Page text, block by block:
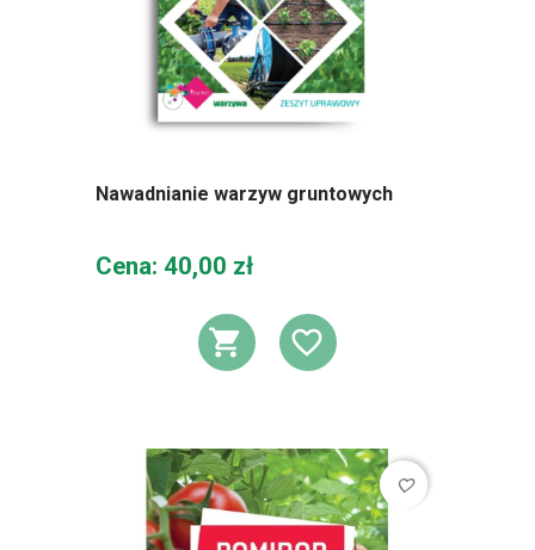
Nawadnianie warzyw gruntowych
Cena
Cena: 40,00 zł
DODAJ DO
DODAJ DO
favorite_border